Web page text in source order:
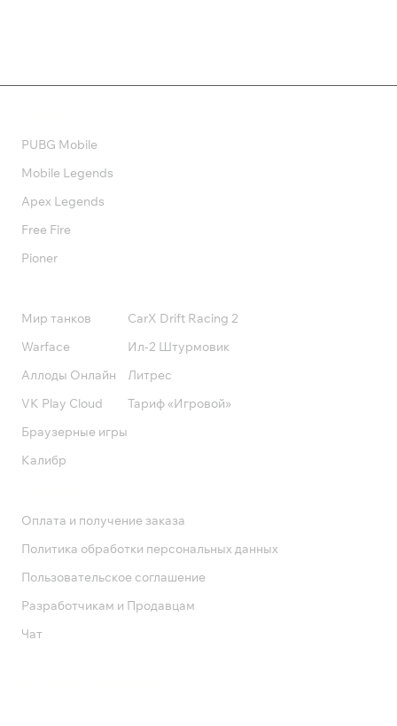
PUBG Mobile
Mobile Legends
Apex Legends
Free Fire
Pioner
Мир танков
Warface
Аллоды Онлайн
VK Play Cloud
Браузерные игры
Калибр
CarX Drift Racing 2
Ил-2 Штурмовик
Литрес
Тариф «Игровой»
Оплата и получение заказа
Политика обработки персональных данных
Пользовательское соглашение
Разработчикам и Продавцам
Чат